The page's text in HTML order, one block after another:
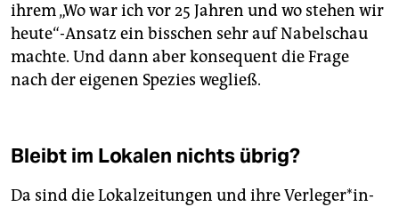
ihrem „Wo war ich vor 25 Jahren und wo stehen wir
heute“-Ansatz ein bisschen sehr auf Nabelschau
machte. Und dann aber konsequent die Frage
nach der eigenen Spezies wegließ.
Bleibt im Lokalen nichts übrig?
Da sind die Lokalzeitungen und ihre Ver­le­ge­r*in­